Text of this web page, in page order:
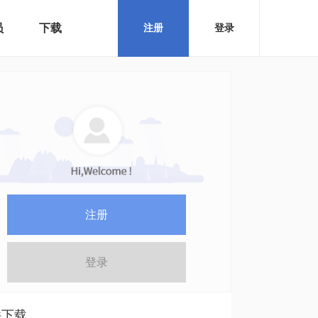
下载 注册 登录
注册
登录
载